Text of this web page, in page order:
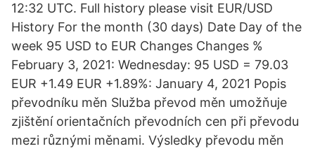
12:32 UTC. Full history please visit EUR/USD
History For the month (30 days) Date Day of the
week 95 USD to EUR Changes Changes %
February 3, 2021: Wednesday: 95 USD = 79.03
EUR +1.49 EUR +1.89%: January 4, 2021 Popis
převodníku měn Služba převod měn umožňuje
zjištění orientačních převodních cen při převodu
mezi různými měnami. Výsledky převodu měn